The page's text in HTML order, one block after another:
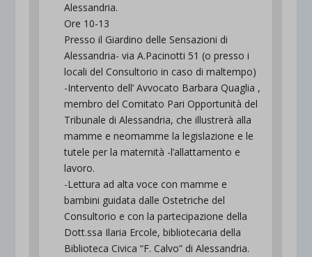
Alessandria.
Ore 10-13
Presso il Giardino delle Sensazioni di
Alessandria- via A.Pacinotti 51 (o presso i
locali del Consultorio in caso di maltempo)
-Intervento dell’ Avvocato Barbara Quaglia ,
membro del Comitato Pari Opportunità del
Tribunale di Alessandria, che illustrerà alla
mamme e neomamme la legislazione e le
tutele per la maternità -l’allattamento e
lavoro.
-Lettura ad alta voce con mamme e
bambini guidata dalle Ostetriche del
Consultorio e con la partecipazione della
Dott.ssa Ilaria Ercole, bibliotecaria della
Biblioteca Civica “F. Calvo” di Alessandria.